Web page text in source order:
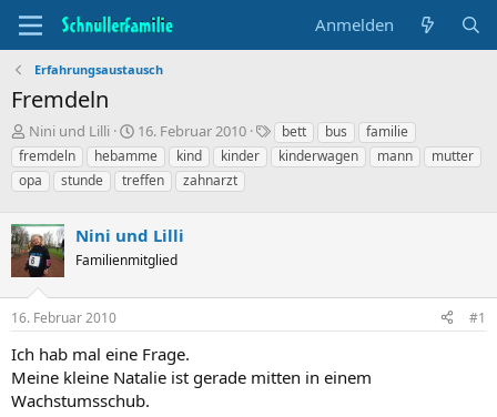
Anmelden
Erfahrungsaustausch
Fremdeln
T
h
e
m
n
s
t
a
t
e
Nini und Lilli
B
e
g
i
n
d
a
m
16. Februar 2010
S
t
i
bett bus
familie
fremdeln
hebamme kind kinder kinderwagen mann
mutter
opa
stunde treffen zahnarzt
Nini und Lilli
Familienmitglied
16. Februar 2010 #1
Ich hab mal eine Frage.
Meine kleine Natalie ist gerade mitten in einem
Wachstumsschub.